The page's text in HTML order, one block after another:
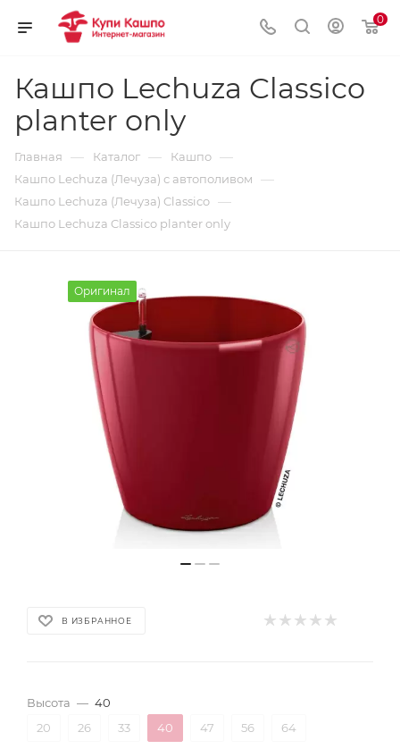
0
Кашпо Lechuza Classico
planter only
Главная — Каталог — Кашпо —
Кашпо Lechuza (Лечуза) с автополивом —
Кашпо Lechuza (Лечуза) Classico —
Кашпо Lechuza Classico planter only
Оригинал
В ИЗБРАННОЕ
Высота — 40
20
26 33 40 47 56 64